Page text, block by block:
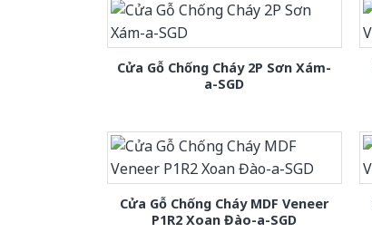
Cửa Gỗ Chống Cháy 2P Sơn Xám-
a-SGD
Cửa Gỗ Chống Cháy MDF Veneer
P1R2 Xoan Đào-a-SGD